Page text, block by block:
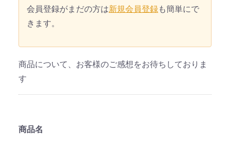
会員登録がまだの方は新規会員登録も簡単にで
きます。
商品について、お客様のご感想をお待ちしておりま
す
商品名